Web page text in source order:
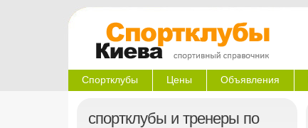
Спортклубы Цены Объявления
спортклубы и тренеры по